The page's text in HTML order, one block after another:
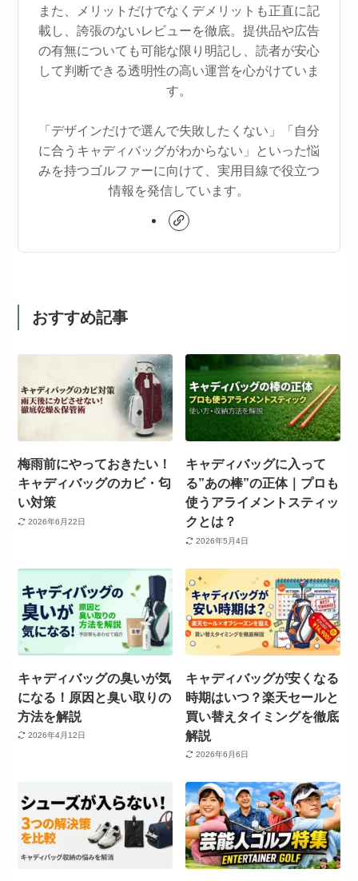
また、メリットだけでなくデメリットも正直に記
載し、誇張のないレビューを徹底。提供品や広告
の有無についても可能な限り明記し、読者が安心
して判断できる透明性の高い運営を心がけていま
す。
「デザインだけで選んで失敗したくない」「自分
に合うキャディバッグがわからない」といった悩
みを持つゴルファーに向けて、実用目線で役立つ
情報を発信しています。
おすすめ記事
梅雨前にやっておきたい！
キャディバッグのカビ・匂
い対策
2026年6月22日
キャディバッグに入って
る”あの棒”の正体｜プロも
使うアライメントスティッ
クとは？
2026年5月4日
キャディバッグの臭いが気
になる！原因と臭い取りの
方法を解説
2026年4月12日
キャディバッグが安くなる
時期はいつ？楽天セールと
買い替えタイミングを徹底
解説
2026年6月6日